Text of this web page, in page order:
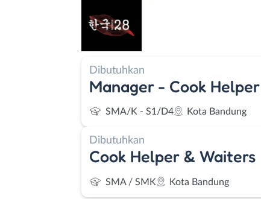
Dibutuhkan
Manager - Cook
SMA/K - S1/D4 Kota Bandung
Dibutuhkan
Cook Helper & Waiters
SMA / SMK Kota Bandung